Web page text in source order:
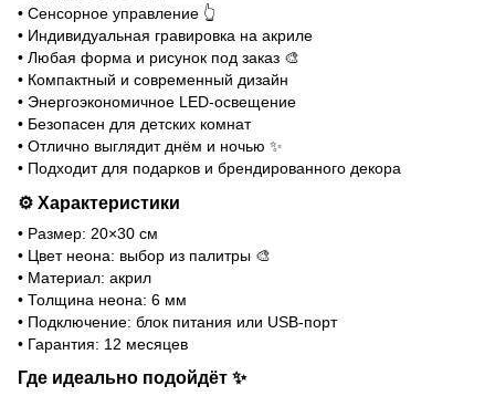
• Сенсорное управление 👆
• Индивидуальная гравировка на акриле
• Любая форма и рисунок под заказ 🎨
• Компактный и современный дизайн
• Энергоэкономичное LED-освещение
• Безопасен для детских комнат
• Отлично выглядит днём и ночью ✨
• Подходит для подарков и брендированного декора
⚙️ Характеристики
• Размер: 20×30 см
• Цвет неона: выбор из палитры 🎨
• Материал: акрил
• Толщина неона: 6 мм
• Подключение: блок питания или USB-порт
• Гарантия: 12 месяцев
Где идеально подойдёт ✨